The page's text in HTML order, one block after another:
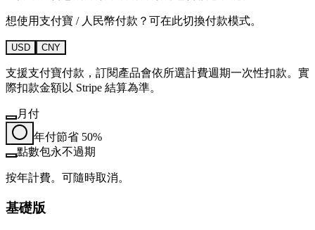
想使用支付寶 / 人民幣付款？可在此切換付款模式。
USD CNY
支援支付寶付款，訂閱產品會依所選計費週期一次性扣款。實
際扣款金額以 Stripe 結算為準。
月付
年付節省 50%
點數包永不過期
按年計費。可隨時取消。
基礎版